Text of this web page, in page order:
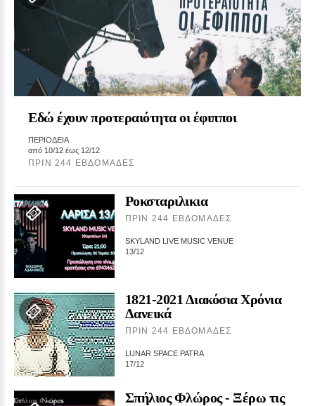
Εδώ έχουν προτεραιότητα οι έφιπποι
ΠΕΡΙΟΔΕΙΑ
από 10/12 έως 12/12
ΠΡΙΝ 244 ΕΒΔΟΜΆΔΕΣ
Ροκσταριλικια
ΠΡΙΝ 244 ΕΒΔΟΜΆΔΕΣ
SKYLAND LIVE MUSIC VENUE
13/12
1821‑2021 Διακόσια Χρόνια
Δανεικά
ΠΡΙΝ 244 ΕΒΔΟΜΆΔΕΣ
LUNAR SPACE PATRA
17/12
Σπήλιος Φλώρος ‑ Ξέρω τις